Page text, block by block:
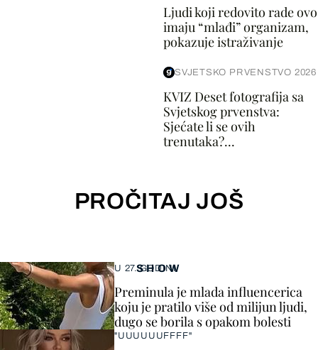
Ljudi koji redovito rade ovo
imaju “mlađi” organizam,
pokazuje istraživanje
SVJETSKO PRVENSTVO 2026
KVIZ Deset fotografija sa
Svjetskog prvenstva:
Sjećate li se ovih
trenutaka?...
PROČITAJ JOŠ
SHOW
U 27. GODINI
Preminula je mlada influencerica
koju je pratilo više od milijun ljudi,
dugo se borila s opakom bolesti
"UUUUUUFFFF"